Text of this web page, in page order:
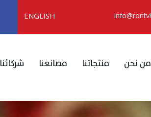
ENGLISH
من نحن منتجاتنا مصانعنا شركائنا